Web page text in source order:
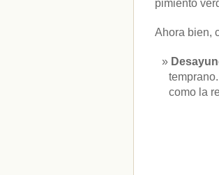
pimiento
Ahora bien,
como la